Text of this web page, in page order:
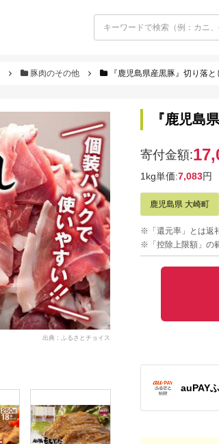
豚肉のその他 『鹿児島県産黒豚』切り落と
出典：ふるさとチョイス
『鹿児島
寄付金額:
1kg単価:7,083円
鹿児島県 大崎町
※「還元率」とは返
※「控除上限額」の
auPAY